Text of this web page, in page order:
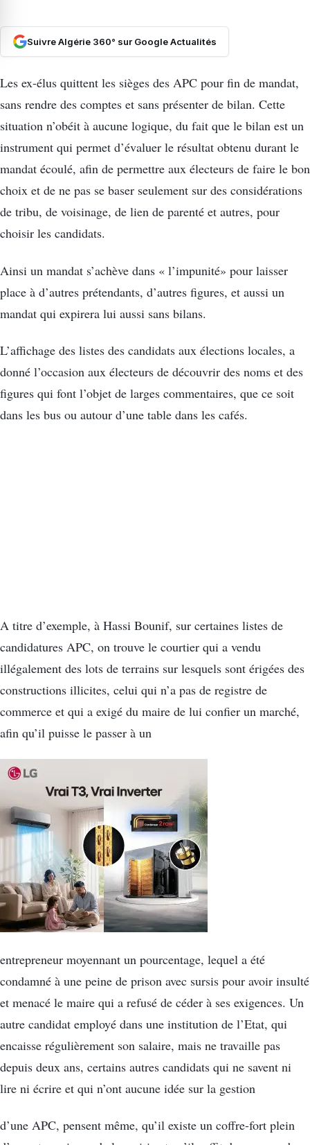
Suivre Algérie 360° sur Google Actualités
Les ex-élus quittent les sièges des APC pour fin de mandat,
sans rendre des comptes et sans présenter de bilan. Cette
situation n’obéit à aucune logique, du fait que le bilan est un
instrument qui permet d’évaluer le résultat obtenu durant le
mandat écoulé, afin de permettre aux électeurs de faire le bon
choix et de ne pas se baser seulement sur des considérations
de tribu, de voisinage, de lien de parenté et autres, pour
choisir les candidats.
Ainsi un mandat s’achève dans « l’impunité» pour laisser
place à d’autres prétendants, d’autres figures, et aussi un
mandat qui expirera lui aussi sans bilans.
L’affichage des listes des candidats aux élections locales, a
donné l’occasion aux électeurs de découvrir des noms et des
figures qui font l’objet de larges commentaires, que ce soit
dans les bus ou autour d’une table dans les cafés.
A titre d’exemple, à Hassi Bounif, sur certaines listes de
candidatures APC, on trouve le courtier qui a vendu
illégalement des lots de terrains sur lesquels sont érigées des
constructions illicites, celui qui n’a pas de registre de
commerce et qui a exigé du maire de lui confier un marché,
afin qu’il puisse le passer à un
entrepreneur moyennant un pourcentage, lequel a été
condamné à une peine de prison avec sursis pour avoir insulté
et menacé le maire qui a refusé de céder à ses exigences. Un
autre candidat employé dans une institution de l’Etat, qui
encaisse régulièrement son salaire, mais ne travaille pas
depuis deux ans, certains autres candidats qui ne savent ni
lire ni écrire et qui n’ont aucune idée sur la gestion
d’une APC, pensent même, qu’il existe un coffre-fort plein